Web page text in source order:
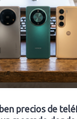
precios de